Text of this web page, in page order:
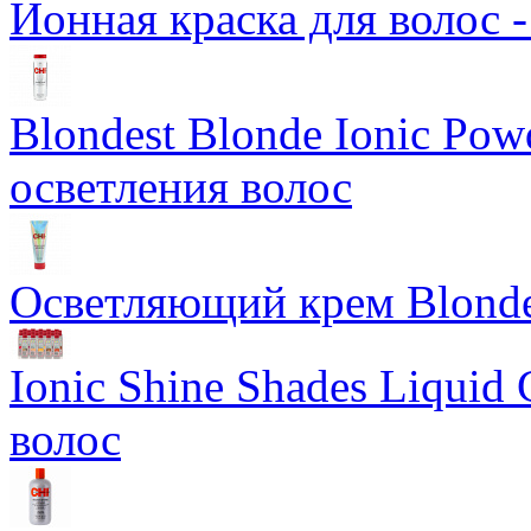
Ионная краска для
Blondest Blonde Ionic
осветления волос
Осветляющий крем
Ionic Shine Shades Liquid
волос